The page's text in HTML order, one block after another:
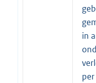
in